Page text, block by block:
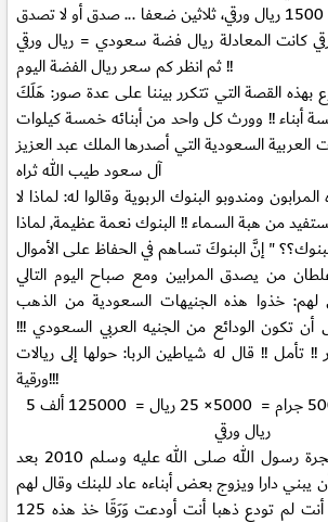
كانت المعادلة ريال فضة سعودي = ريال ورقي
ثم انظر كم سعر ريال الفضة اليوم !!
بهذه القصة التي تتكرر بيننا على عدة صور: هَلَكَ
!! وورث كل واحد من أبنائه خمسة كيلوات
السعودية التي أصدرها الملك عبد العزيز
آل سعود طيب الله ثراه
المرابون ومندوبو البنوك الربوية وقالوا له: لماذا لا
من هبة السماء !! البنوك نعمة عظيمة, لماذا
من يصدق المرابين ومع صباح اليوم التالي
لهم: خذوا هذه الجنيهات السعودية من الذهب
أن تكون الودائع من الجنيه العربي السعودي !!!
!! قال له شياطين الربا: حولها إلى ريالات
ورقية!!!
5 كيلو جرام ذهب = 5000 جرام = 5000× 25 ريال = 125000 ألف
ريال ورقي
في سنة 1430 من هجرة رسول الله صلى الله عليه وسلم 2010 بعد
دارا ويزوج بعض أبناءه عاد للبنك وقال لهم
أعطوني ذهبي. قالوا له أنت لم تودع ذهبا أنت أودعت وَرَقَا خذ هذه 125